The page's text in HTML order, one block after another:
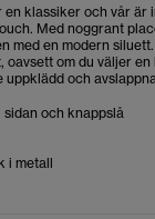
en klassiker och vår är
Med noggrant
med en modern
oavsett om du väljer
uppklädd och
och knappslå
i metall